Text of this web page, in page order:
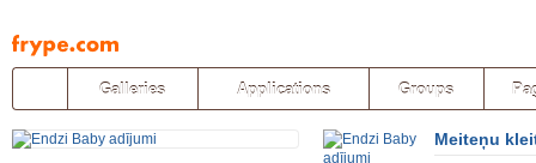
Pāriet
uz
saturu
Galleries Applications Groups
Meiteņu